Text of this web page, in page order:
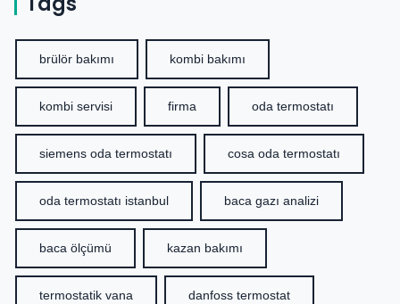
brülör bakımı kombi bakımı
kombi servisi firma oda termostatı
siemens oda termostatı cosa oda termostatı
oda termostatı istanbul baca gazı analizi
baca ölçümü kazan bakımı
termostatik vana danfoss termostat